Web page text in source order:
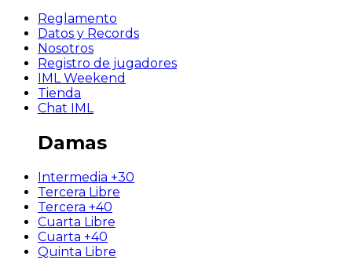
Reglamento
Datos y Records
Nosotros
Registro de jugadores
IML Weekend
Tienda
Chat IML
Damas
Intermedia +30
Tercera Libre
Tercera +40
Cuarta Libre
Cuarta +40
Quinta Libre